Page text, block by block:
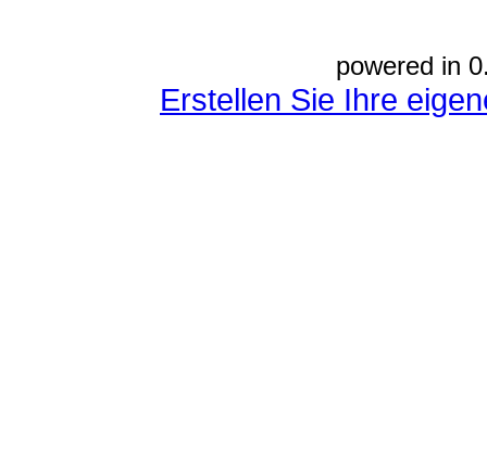
powered in
Erstellen Sie Ihre